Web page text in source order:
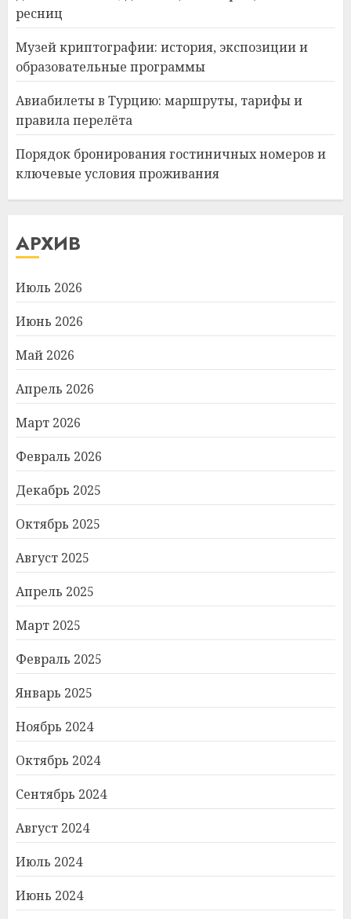
ресниц
Музей криптографии: история, экспозиции и
образовательные программы
Авиабилеты в Турцию: маршруты, тарифы и
правила перелёта
Порядок бронирования гостиничных номеров и
ключевые условия проживания
АРХИВ
Июль 2026
Июнь 2026
Май 2026
Апрель 2026
Март 2026
Февраль 2026
Декабрь 2025
Октябрь 2025
Август 2025
Апрель 2025
Март 2025
Февраль 2025
Январь 2025
Ноябрь 2024
Октябрь 2024
Сентябрь 2024
Август 2024
Июль 2024
Июнь 2024